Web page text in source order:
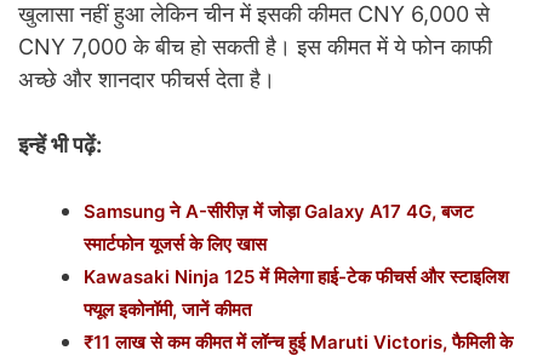
खुलासा नहीं हुआ लेकिन चीन में इसकी कीमत CNY 6,000 से
CNY 7,000 के बीच हो सकती है। इस कीमत में ये फोन काफी
अच्छे और शानदार फीचर्स देता है।
इन्हें भी पढ़ें:
Samsung ने A-सीरीज़ में जोड़ा Galaxy A17 4G, बजट
स्मार्टफोन यूजर्स के लिए खास
Kawasaki Ninja 125 में मिलेगा हाई-टेक फीचर्स और स्टाइलिश
फ्यूल इकोनॉमी, जानें कीमत
₹11 लाख से कम कीमत में लॉन्च हुई Maruti Victoris, फैमिली के